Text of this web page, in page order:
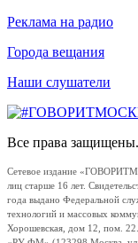
Реклама на радио
Города вещания
Наши слушатели
Все права
Сетевое издание
лиц старше 16 лет.
года выдано Федеральной
технологий и массовых
Хорошевская, дом 12, пом.